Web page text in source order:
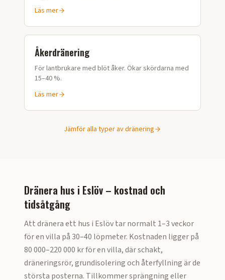
Läs mer
Åkerdränering
För lantbrukare med blöt åker. Ökar skördarna med
15–40 %.
Läs mer
Jämför alla typer av dränering
Dränera hus i Eslöv – kostnad och
tidsåtgång
Att dränera ett hus i Eslövtar normalt 1–3 veckor
för en villa på 30–40 löpmeter. Kostnaden ligger på
80 000–220 000 kr för en villa, där schakt,
dräneringsrör, grundisolering och återfyllning är de
största posterna. Tillkommer sprängning eller